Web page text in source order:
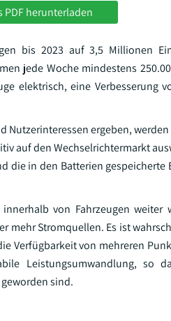
PDF herunterladen
bis 2023 auf 3,5 Millionen
jede Woche mindestens
elektrisch, eine Verbesserung
ergeben, werden
auf den Wechselrichtermarkt
die in den Batterien gespeicherte
von Fahrzeugen weiter
mehr Stromquellen. Es ist
Verfügbarkeit von mehreren
Leistungsumwandlung, so
sind.